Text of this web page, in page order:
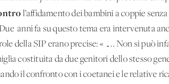
l’affidamento dei bambini a coppie
anni fa su questo tema era intervenuta
della SIP erano precise: « ….. Non si può
costituita da due genitori dello stesso
il confronto con i coetanei e le relative